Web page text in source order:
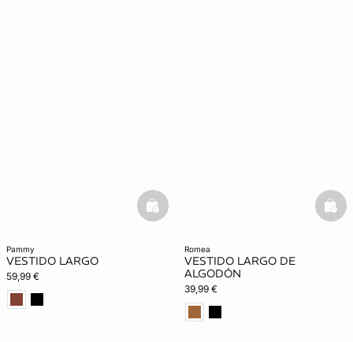
pammy
VESTIDO LARGO
59,99 €
basketfull
romea
VESTIDO LARGO DE
ALGODÓN
39,99 €